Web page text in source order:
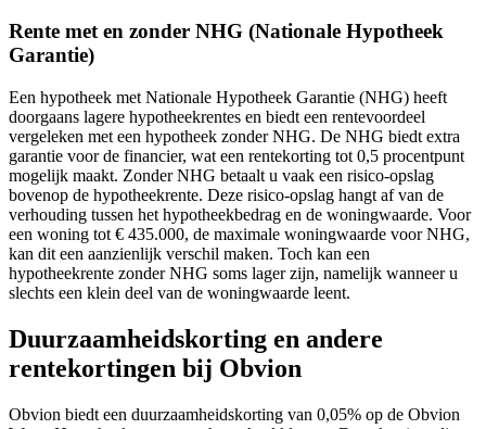
Rente met en zonder NHG (Nationale Hypotheek
Garantie)
Een hypotheek met Nationale Hypotheek Garantie (NHG) heeft
doorgaans lagere hypotheekrentes en biedt een rentevoordeel
vergeleken met een hypotheek zonder NHG. De NHG biedt extra
garantie voor de financier, wat een rentekorting tot 0,5 procentpunt
mogelijk maakt. Zonder NHG betaalt u vaak een risico-opslag
bovenop de hypotheekrente. Deze risico-opslag hangt af van de
verhouding tussen het hypotheekbedrag en de woningwaarde. Voor
een woning tot € 435.000, de maximale woningwaarde voor NHG,
kan dit een aanzienlijk verschil maken. Toch kan een
hypotheekrente zonder NHG soms lager zijn, namelijk wanneer u
slechts een klein deel van de woningwaarde leent.
Duurzaamheidskorting en andere
rentekortingen bij Obvion
Obvion biedt een duurzaamheidskorting van 0,05% op de Obvion